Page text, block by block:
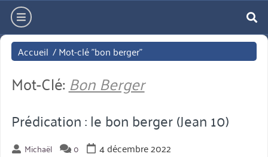
Aller
directement
au
contenu
hamburger
Accueil /Mot-clé "bon berger"
Mot-Clé: Bon Berger
Prédication : le bon berger (Jean 10)
Michaël 0
4 décembre 2022